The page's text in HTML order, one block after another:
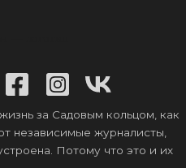
за Садовым кольцом, как
независимые журналисты,
Потому что это и их